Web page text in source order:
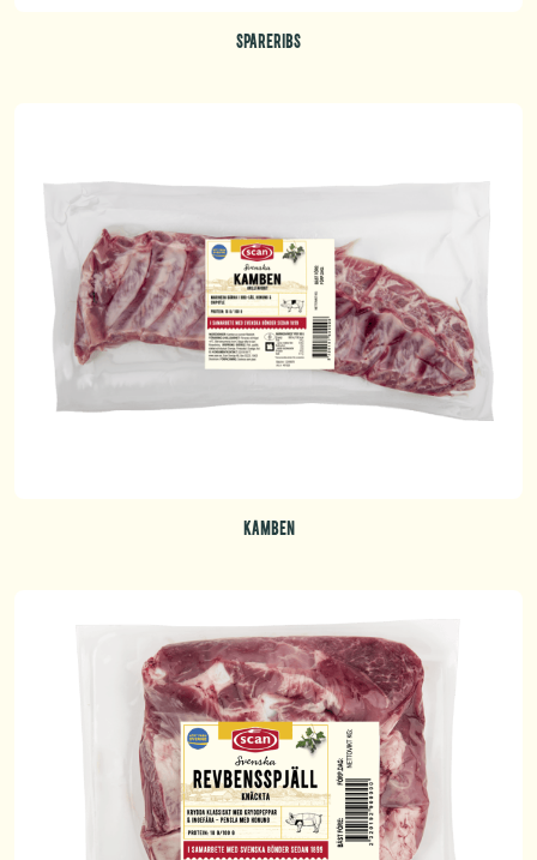
SPARERIBS
KAMBEN